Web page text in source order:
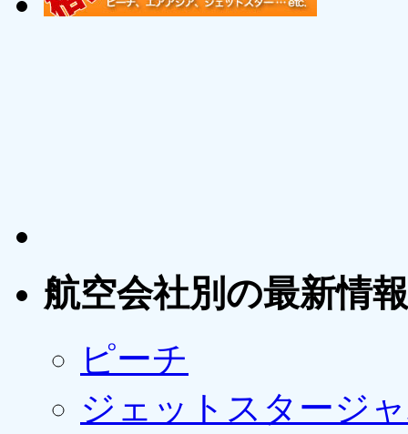
航空会社別の最新情報
ピーチ
ジェットスタージ